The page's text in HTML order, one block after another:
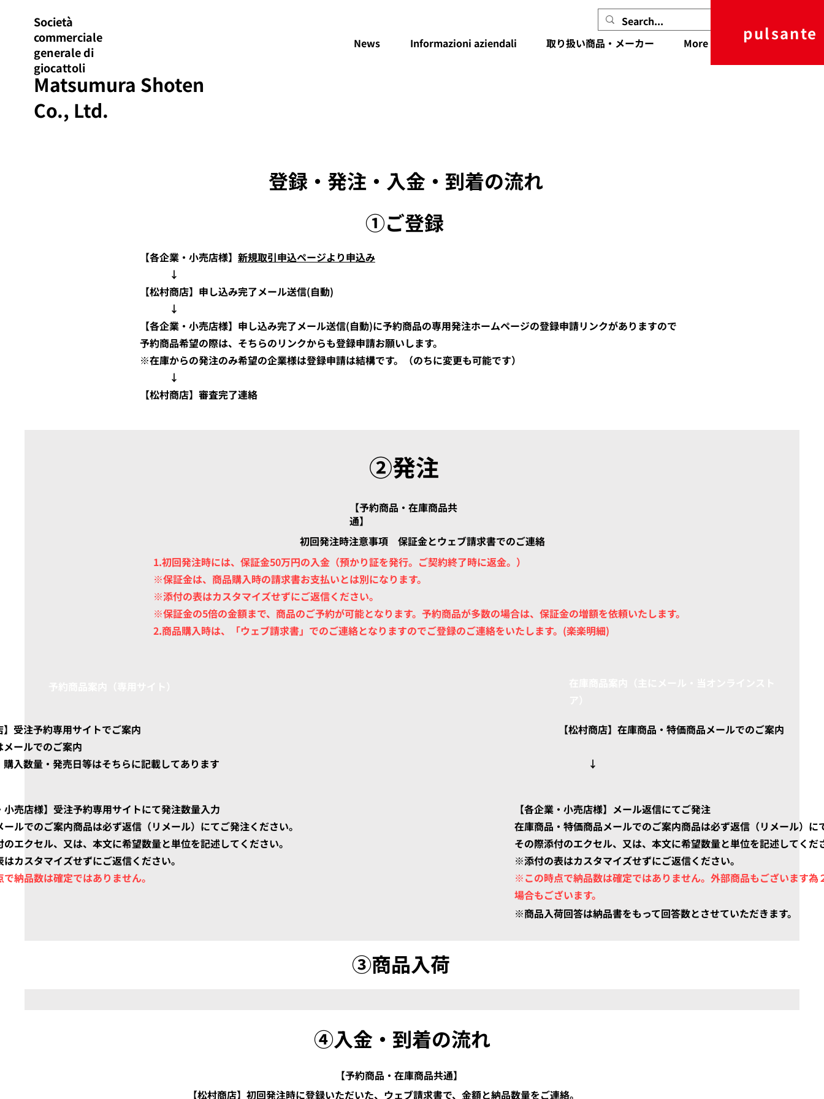
Matsumura Shoten
Co., Ltd.
Società
commerciale
generale di
giocattoli
News Informazioni aziendali 取り扱い商品・メーカー More pulsante
​登録・発注・入金・到着の流れ
​①ご登録
【各企業・小売店様】 新規取引申込ページより申込み
↓
【松村商店】申し込み完了メール送信(自動)
↓
【各企業・小売店様】申し込み完了メール送信(自動)に予約商品の専用発注ホームページの登録申請リンクがありますので
予約商品希望の際は、そちらのリンクからも登録申請お願いします。
※在庫からの発注のみ希望の企業様は登録申請は結構です。（のちに変更も可能です）
↓
【松村商店】審査完了連絡
​②発注
【予約商品・在庫商品共
通】
初回発注時注意事項 保証金とウェブ請求書でのご連絡
1.初回発注時には、保証金50万円の入金（預かり証を発行。ご契約終了時に返金。）
​※保証金は、商品購入時の請求書お支払いとは別になります。
※添付の表はカスタマイズせずにご返信ください。
​※保証金の5倍の金額まで、商品のご予約が可能となります。予約商品が多数の場合は、保証金の増額を依頼いたします。
​2.商品購入時は、「ウェブ請求書」でのご連絡となりますのでご登録のご連絡をいたします。(楽楽明細)
受注予約専用サイトでご案内
ールでのご案内
入数量・発売日等はそちらに記載してあります
小売店様】受注予約専用サイトにて発注数量入力
ルでのご案内商品は必ず返信（リメール）にてご発注ください。
エクセル、又は、本文に希望数量と単位を記述してください。
カスタマイズせずにご返信ください。
納品数は確定ではありません。
​【松村商店】在庫商品・特価商品メールでのご案内
​ ↓
​【各企業・小売店様】メール返信にてご発注
在庫商品・特価商品メールでのご案内商品は必ず返信（リメール）に
その際添付のエクセル、又は、本文に希望数量と単位を記述してくだ
※添付の表はカスタマイズせずにご返信ください。
※この時点で納品数は確定ではありません。外部商品もございます為
​場合もございます。
​※商品入荷回答は納品書をもって回答数とさせていただきます。
​③商品入荷
Eメール
④入金・到着の流れ
【予約商品・在庫商品共通】
【松村商店】初回発注時に登録いただいた、ウェブ請求書で、金額と納品数量をご連絡。